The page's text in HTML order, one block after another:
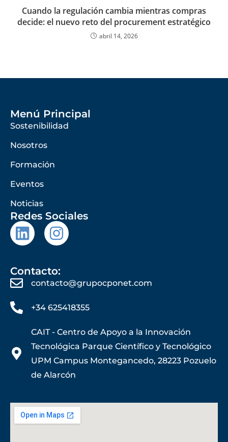
Cuando la regulación cambia mientras compras
decide: el nuevo reto del procurement estratégico
abril 14, 2026
Menú Principal
Sostenibilidad
Nosotros
Formación
Eventos
Noticias
Redes Sociales
Contacto:
contacto@grupocponet.com
+34 625418355
CAIT - Centro de Apoyo a la Innovación
Tecnológica Parque Científico y Tecnológico
UPM Campus Montegancedo, 28223 Pozuelo
de Alarcón